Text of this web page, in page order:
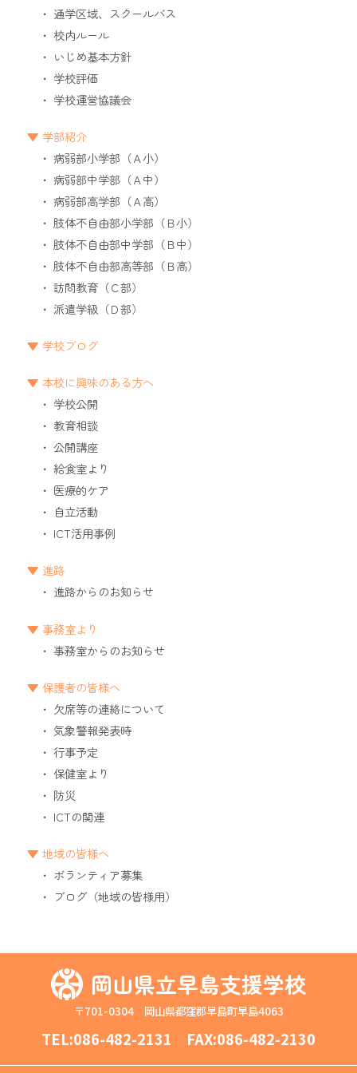
通学区域、スクールバス
校内ルール
いじめ基本方針
学校評価
学校運営協議会
学部紹介
病弱部小学部（Ａ小）
病弱部中学部（Ａ中）
病弱部高学部（Ａ高）
肢体不自由部小学部（Ｂ小）
肢体不自由部中学部（Ｂ中）
肢体不自由部高等部（Ｂ高）
訪問教育（Ｃ部）
派遣学級（Ｄ部）
学校ブログ
本校に興味のある方へ
学校公開
教育相談
公開講座
給食室より
医療的ケア
自立活動
ICT活用事例
進路
進路からのお知らせ
事務室より
事務室からのお知らせ
保護者の皆様へ
欠席等の連絡について
気象警報発表時
行事予定
保健室より
防災
ICTの関連
地域の皆様へ
ボランティア募集
ブログ（地域の皆様用）
岡山県立早島支援学校
〒701-0304 岡山県都窪郡早島町早島4063
TEL:086-482-2131 FAX:086-482-2130